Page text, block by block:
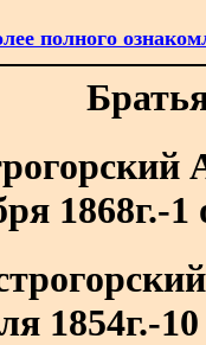
полного
1868г.-1
1854г.-